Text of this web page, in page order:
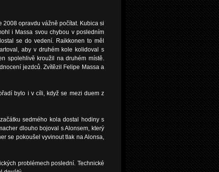
2008 opravdu vážně počítat. Kubica si
i Massa svou chybou v posledním
se do vedení. Raikkonen to měl
aby v druhém kole kolidoval s
spolehlivě kroužil na druhém místě.
jezdců. Zvítězil Felipe Massa a
bylo i v cíli, když se mezi duem z
sedmého kola dostal hodiny s
dlouho bojoval s Alonsem, který
se pokoušel vyvinout tlak na Alonsa,
problémech poslední. Technické